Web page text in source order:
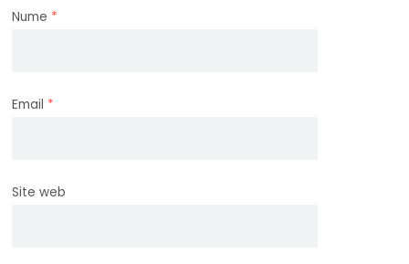
Nume *
Email *
Site web